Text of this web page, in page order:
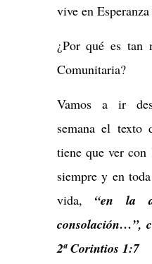
vive en
¿Por qué es tan
Comunitaria?
Vamos a ir
semana el texto
tiene que ver con
siempre y en
vida, “en la
consolación…”,
2ª Corintios 1:7